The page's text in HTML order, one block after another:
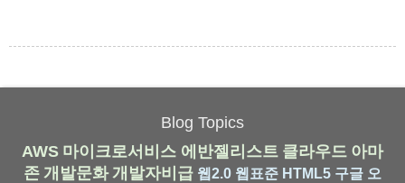
Blog Topics
AWS 마이크로서비스 에반젤리스트 클라우드 아마
존 개발문화 개발자비급 웹2.0 웹표준 HTML5 구글 오